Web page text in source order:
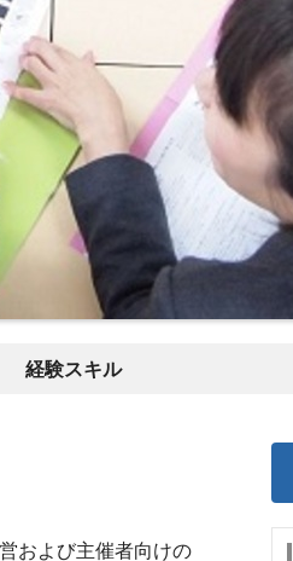
経験スキル
および主催者向けの